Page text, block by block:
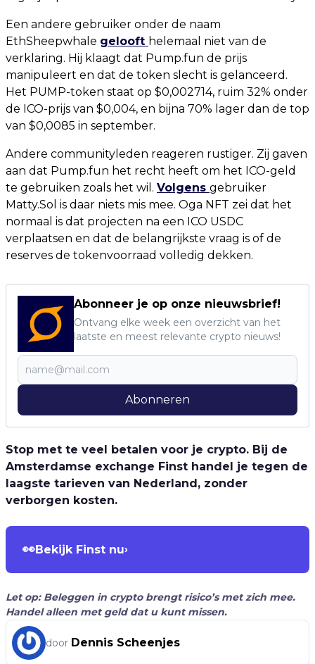
Een andere gebruiker onder de naam
EthSheepwhale gelooft helemaal niet van de
verklaring. Hij klaagt dat Pump.fun de prijs
manipuleert en dat de token slecht is gelanceerd.
Het PUMP-token staat op $0,002714, ruim 32% onder
de ICO-prijs van $0,004, en bijna 70% lager dan de top
van $0,0085 in september.
Andere communityleden reageren rustiger. Zij gaven
aan dat Pump.fun het recht heeft om het ICO-geld
te gebruiken zoals het wil. Volgens gebruiker
Matty.Sol is daar niets mis mee. Oga NFT zei dat het
normaal is dat projecten na een ICO USDC
verplaatsen en dat de belangrijkste vraag is of de
reserves de tokenvoorraad volledig dekken.
Abonneer je op onze nieuwsbrief!
Ontvang elke week een overzicht van het
laatste en meest relevante crypto nieuws!
Abonneren
Stop met te veel betalen voor je crypto. Bij de
Amsterdamse exchange Finst handel je tegen de
laagste tarieven van Nederland, zonder
verborgen kosten.
👀Bekijk Finst nu›
Let op: Beleggen in crypto brengt risico’s met zich mee.
Handel alleen met geld dat u kunt missen.
door Dennis Scheenjes